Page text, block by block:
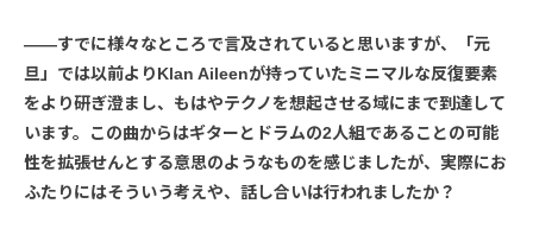
――すでに様々なところで言及されていると思いますが、「元
旦」では以前よりKlan Aileenが持っていたミニマルな反復要素
をより研ぎ澄まし、もはやテクノを想起させる域にまで到達して
います。この曲からはギターとドラムの2人組であることの可能
性を拡張せんとする意思のようなものを感じましたが、実際にお
ふたりにはそういう考えや、話し合いは行われましたか？